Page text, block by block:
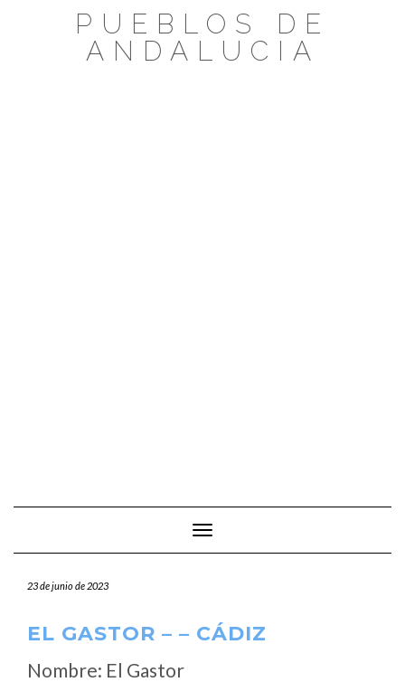
PUEBLOS DE
ANDALUCIA
Cambiar modo de navegación
23 de junio de 2023
EL GASTOR – – CÁDIZ
Nombre: El Gastor